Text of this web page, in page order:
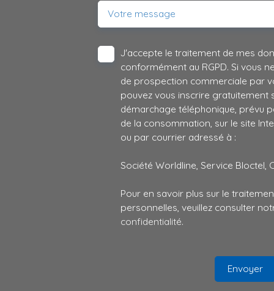
Votre message
J'accepte le traitement de mes
conformément au RGPD. Si vous
de prospection commerciale par
pouvez vous inscrire gratuitement
démarchage téléphonique, prévu
de la consommation, sur le site
ou par courrier adressé à :
Société Worldline, Service Bloctel,
Pour en savoir plus sur le
personnelles, veuillez consulter
confidentialité.
Envoyer